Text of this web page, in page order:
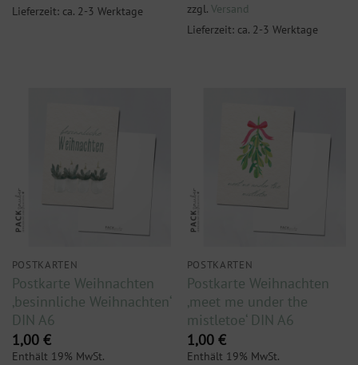
Lieferzeit: ca. 2-3 Werktage
zzgl. Versand
Lieferzeit: ca. 2-3 Werktage
POSTKARTEN
Postkarte Weihnachten
‚besinnliche Weihnachten‘
DIN A6
1,00 €
Enthält 19% MwSt.
POSTKARTEN
Postkarte Weihnachten
‚meet me under the
mistletoe‘ DIN A6
1,00 €
Enthält 19% MwSt.